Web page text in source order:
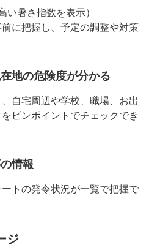
い暑さ指数を表示）
に把握し、予定の調整や対策
地の危険度が分かる
自宅周辺や学校、職場、お出
ピンポイントでチェックでき
情報
トの発令状況が一覧で把握で
ジ